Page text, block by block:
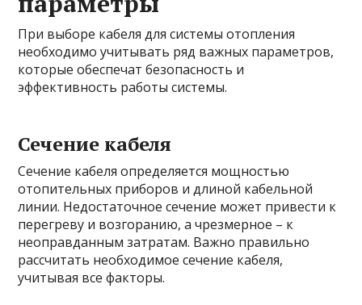
При выборе кабеля для системы отопления
необходимо учитывать ряд важных параметров,
которые обеспечат безопасность и
эффективность работы системы.
Сечение кабеля
Сечение кабеля определяется мощностью
отопительных приборов и длиной кабельной
линии. Недостаточное сечение может привести к
перегреву и возгоранию, а чрезмерное – к
неоправданным затратам. Важно правильно
рассчитать необходимое сечение кабеля,
учитывая все факторы.